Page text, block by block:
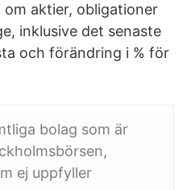
aktier, obligationer
inklusive det senaste
och förändring i % för
bolag som är
ej uppfyller